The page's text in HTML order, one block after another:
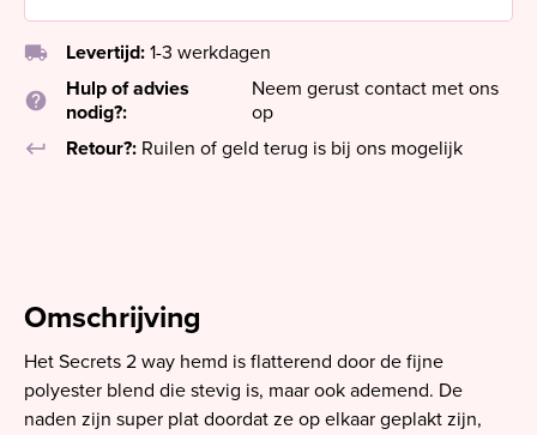
local_shipping Levertijd: 1-3 werkdagen
help
Hulp of advies
nodig?:
Neem gerust contact met ons
op
keyboard_return
Retour?: Ruilen of geld terug is bij ons mogelijk
Omschrijving
Het Secrets 2 way hemd is flatterend door de fijne
polyester blend die stevig is, maar ook ademend. De
naden zijn super plat doordat ze op elkaar geplakt zijn,